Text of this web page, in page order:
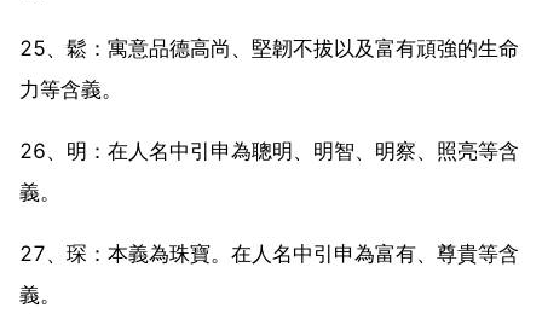
25、鬆：寓意品德高尚、堅韌不拔以及富有頑強的生命
力等含義。
26、明：在人名中引申為聰明、明智、明察、照亮等含
義。
27、琛：本義為珠寶。在人名中引申為富有、尊貴等含
義。